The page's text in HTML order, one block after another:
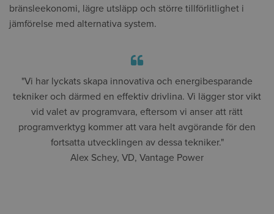
bränsleekonomi, lägre utsläpp och större tillförlitlighet i
jämförelse med alternativa system.
"Vi har lyckats skapa innovativa och energibesparande
tekniker och därmed en effektiv drivlina. Vi lägger stor vikt
vid valet av programvara, eftersom vi anser att rätt
programverktyg kommer att vara helt avgörande för den
fortsatta utvecklingen av dessa tekniker."
Alex Schey, VD, Vantage Power